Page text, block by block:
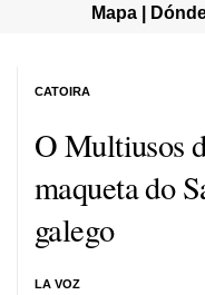
Mapa |
O Multiusos
maqueta do
galego
LA VOZ
CATOIRA